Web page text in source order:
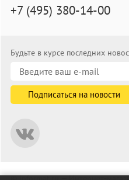
+7 (495) 380-14-00
Будьте в курсе последних